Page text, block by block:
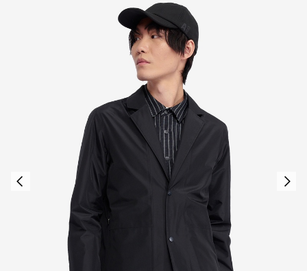
【最大50%OFF】FINAL SALEがスタート！
ログイン/会員登録で送料＆返品無料
AIGLE CLUB ポイントサービス終了のお知らせ